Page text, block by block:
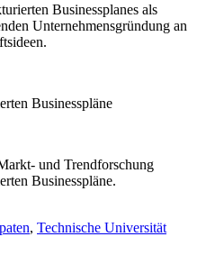
Businessplanes als
Unternehmensgründung an
Businesspläne
und Trendforschung
Businesspläne.
, Technische Universität